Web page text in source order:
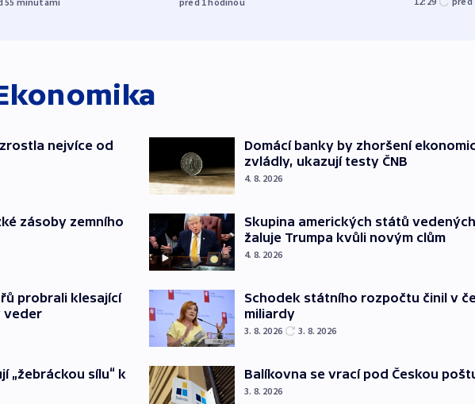
nejvíce od
zásoby zemního
probrali klesající
veder
„žebráckou sílu“ k
Domácí banky by zhoršení
zvládly, ukazují testy ČNB
4. 8. 2026
Skupina amerických států
žaluje Trumpa kvůli novým clům
4. 8. 2026
Schodek státního rozpočtu činil v
miliardy
3. 8. 2026 3. 8. 2026
Balíkovna se vrací pod Českou
3. 8. 2026